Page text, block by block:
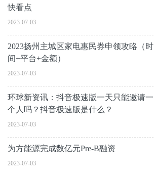
快看点
2023-07-03
2023扬州主城区家电惠民券申领攻略（时
间+平台+金额）
2023-07-03
环球新资讯：抖音极速版一天只能邀请一
个人吗？抖音极速版是什么？
2023-07-03
为方能源完成数亿元Pre-B融资
2023-07-03